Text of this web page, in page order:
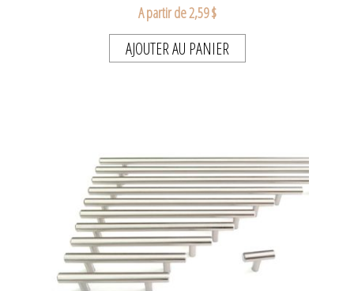
A partir de 2,59 $
AJOUTER AU PANIER